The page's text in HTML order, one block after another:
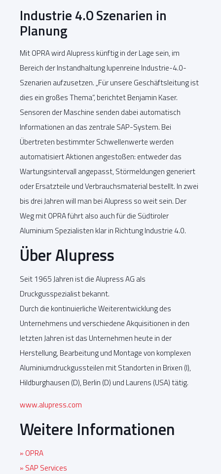
Industrie 4.0 Szenarien in
Planung
Mit OPRA wird Alupress künftig in der Lage sein, im
Bereich der Instandhaltung lupenreine Industrie-4.0-
Szenarien aufzusetzen. „Für unsere Geschäftsleitung ist
dies ein großes Thema“, berichtet Benjamin Kaser.
Sensoren der Maschine senden dabei automatisch
Informationen an das zentrale SAP-System. Bei
Übertreten bestimmter Schwellenwerte werden
automatisiert Aktionen angestoßen: entweder das
Wartungsintervall angepasst, Störmeldungen generiert
oder Ersatzteile und Verbrauchsmaterial bestellt. In zwei
bis drei Jahren will man bei Alupress so weit sein. Der
Weg mit OPRA führt also auch für die Südtiroler
Aluminium Spezialisten klar in Richtung Industrie 4.0.
Über Alupress
Seit 1965 Jahren ist die Alupress AG als
Druckgusspezialist bekannt.
Durch die kontinuierliche Weiterentwicklung des
Unternehmens und verschiedene Akquisitionen in den
letzten Jahren ist das Unternehmen heute in der
Herstellung, Bearbeitung und Montage von komplexen
Aluminiumdruckgussteilen mit Standorten in Brixen (I),
Hildburghausen (D), Berlin (D) und Laurens (USA) tätig.
www.alupress.com
Weitere Informationen
» OPRA
» SAP Services